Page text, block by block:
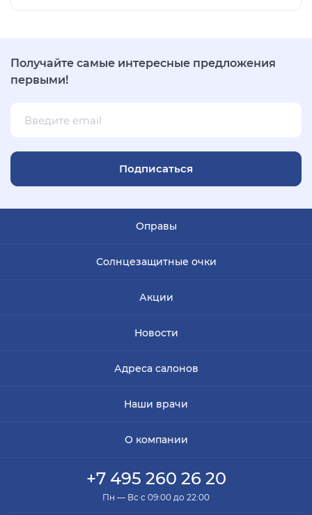
Получайте самые интересные предложения
первыми!
Подписаться
Оправы
Солнцезащитные очки
Акции
Новости
Адреса салонов
Наши врачи
О компании
+7 495 260 26 20
Пн — Вс с 09:00 до 22:00